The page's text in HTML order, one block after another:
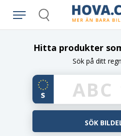
Search
Hitta produkter
Sök på ditt